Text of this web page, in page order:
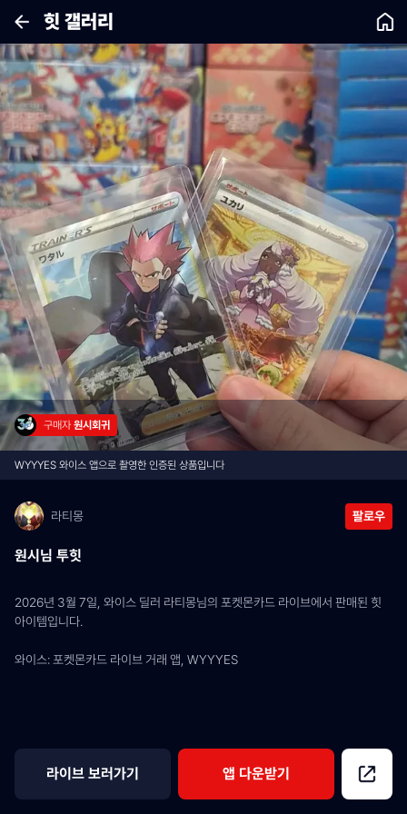
힛 갤러리
구매자 원시회귀
WYYYES 와이스 앱으로 촬영한 인증된 상품입니다
라티몽 팔로우
원시님 투힛
2026년 3월 7일, 와이스 딜러 라티몽님의 포켓몬카드 라이브에서 판매된 힛
아이템입니다.
와이스: 포켓몬카드 라이브 거래 앱, WYYYES
라이브 보러가기 앱 다운받기